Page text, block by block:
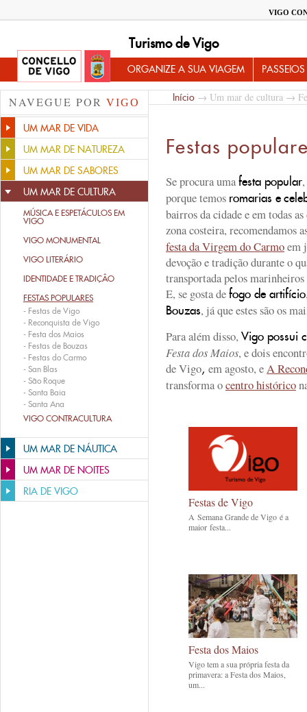
VIGO
Turismo de Vigo
ORGANIZE A SUA VIAGEM
NAVEGUE POR VIGO
UM MAR DE VIDA
UM MAR DE NATUREZA
UM MAR DE SABORES
UM MAR DE CULTURA
MÚSICA E ESPETÁCULOS EM
VIGO
VIGO MONUMENTAL
VIGO LITERÁRIO
IDENTIDADE E TRADIÇÂO
FESTAS POPULARES
- Festas de Vigo
- Reconquista de Vigo
- Festa dos Maios
- Festas de Bouzas
- Festas do Carmo
- San Blas
- São Roque
- Santa Baia
- Santa Ana
VIGO CONTRACULTURA
UM MAR DE NÁUTICA
UM MAR DE NOITES
RIA DE VIGO
Início → Um mar de cultura →
Festas
Se procura umafesta popular
porque temos romarias e
bairros da cidade e em todas
zona costeira, recomendamos
festa da Virgem do Carmoem
devoção e tradição durante o
transportada pelos marinheiros
E, se gosta defogo de artifício
Bouzas, já que estes são os
Para além disso, Vigo possui
Festa dos Maios, e dois
de Vigo, em agosto, eA
transforma ocentro histórico
Festas de Vigo
A Semana Grande de Vigo é a
maior festa...
Festa dos Maios
Vigo tem a sua própria festa da
primavera: a Festa dos Maios,
um...